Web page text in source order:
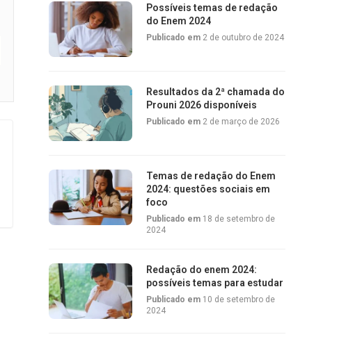
Possíveis temas de redação
do Enem 2024
Publicado em 2 de outubro de 2024
Resultados da 2ª chamada do
Prouni 2026 disponíveis
Publicado em 2 de março de 2026
Temas de redação do Enem
2024: questões sociais em
foco
Publicado em 18 de setembro de
2024
Redação do enem 2024:
possíveis temas para estudar
Publicado em 10 de setembro de
2024